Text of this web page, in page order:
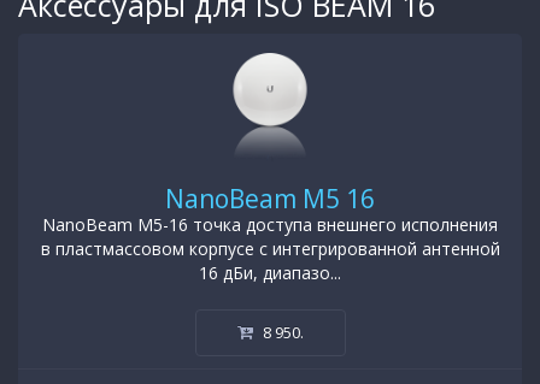
NanoBeam M5 16
NanoBeam M5-16 точка доступа внешнего исполнения
в пластмассовом корпусе с интегрированной антенной
16 дБи, диапазо...
8 950.